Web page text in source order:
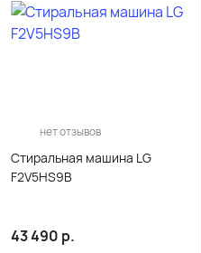
нет отзывов
Стиральная машина LG
F2V5HS9B
43 490 р.